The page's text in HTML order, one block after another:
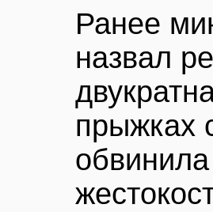
Ранее
назвал
прыжках